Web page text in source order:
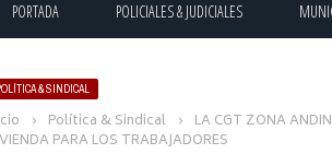
PORTADA POLICIALES & JUDICIALES
& SINDICAL
› Política & Sindical › LA CGT ZONA
PARA LOS TRABAJADORES